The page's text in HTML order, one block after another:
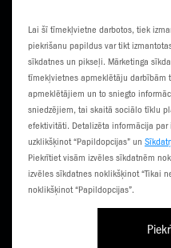
Lai šī tīmekļvietne darbotos, tiek
piekrišanu papildus var tikt
sīkdatnes un pikseļi. Mārketinga
tīmekļvietnes apmeklētāju darbībām
apmeklētājiem un to sniegto
sniedzējiem, tai skaitā sociālo tīklu
efektivitāti. Detalizēta informācija
uzklikšķinot “Papildopcijas” un
Piekrītiet visām izvēles sīkdatnēm
izvēles sīkdatnes noklikšķinot “Tikai
noklikšķinot “Papildopcijas”.
KLIENTU CENTRI
SŪTI SMS